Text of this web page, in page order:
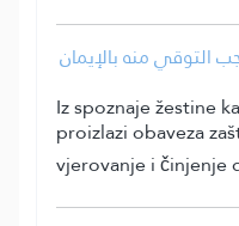
التوقي منه بالإيمان
Iz spoznaje žestine
proizlazi obaveza
vjerovanje i činjenje